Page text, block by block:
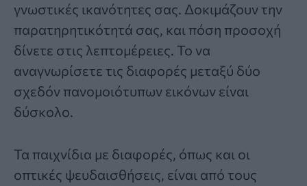
γνωστικές ικανότητες σας. Δοκιμάζουν την
παρατηρητικότητά σας, και πόση προσοχή
δίνετε στις λεπτομέρειες. Το να
αναγνωρίσετε τις διαφορές μεταξύ δύο
σχεδόν πανομοιότυπων εικόνων είναι
δύσκολο.
Τα παιχνίδια με διαφορές, όπως και οι
οπτικές ψευδαισθήσεις, είναι από τους